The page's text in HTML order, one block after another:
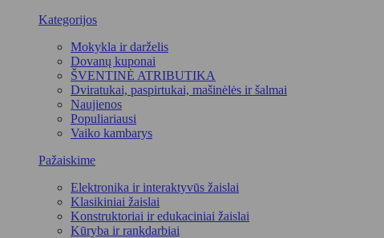
Kategorijos
Mokykla ir darželis
Dovanų kuponai
ŠVENTINĖ ATRIBUTIKA
Dviratukai, paspirtukai, mašinėlės ir šalmai
Naujienos
Populiariausi
Vaiko kambarys
Pažaiskime
Elektronika ir interaktyvūs žaislai
Klasikiniai žaislai
Konstruktoriai ir edukaciniai žaislai
Kūryba ir rankdarbiai